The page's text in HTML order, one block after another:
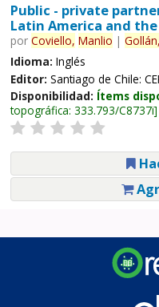
Public - private
Latin America and
por Coviello, Manlio | Gollán,
Idioma: Inglés
Editor: Santiago de Chile:
Disponibilidad: Ítems
topográfica: 333.793/C8737i